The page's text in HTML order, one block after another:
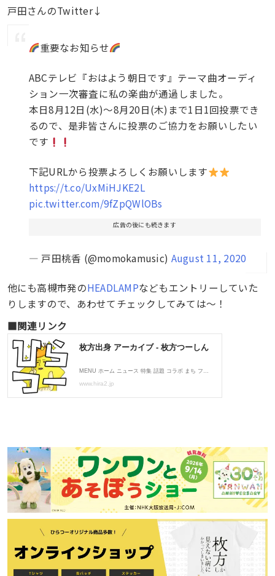
戸田さんのTwitter↓
重要なお知らせ
ABCテレビ『おはよう朝日です』テーマ曲オーディ
ション一次審査に私の楽曲が通過しました。
本日8月12日(水)〜8月20日(木)まで1日1回投票でき
るので、是非皆さんに投票のご協力をお願いしたい
です
下記URLから投票よろしくお願いします
https://t.co/UxMiHJKE2L
pic.twitter.com/9fZpQWlOBs
広告の後にも続きます
— 戸田桃香 (@momokamusic) August 11, 2020
他にも高槻市発のHEADLAMPなどもエントリーしていた
りしますので、あわせてチェックしてみては〜！
■関連リンク